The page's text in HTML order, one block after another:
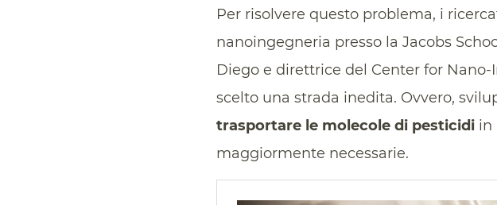
Per risolvere questo problema, i
nanoingegneria presso la Jacobs
Diego e direttrice del Center for
scelto una strada inedita. Ovvero,
trasportare le molecole di pesticidi in
maggiormente necessarie.